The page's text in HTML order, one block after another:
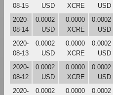
08-15
USD
XCRE
USD
2020-
08-14
0.0002
USD
0.0000
XCRE
0.0002
USD
2020-
08-13
0.0002
USD
0.0000
XCRE
0.0002
USD
2020-
08-12
0.0002
USD
0.0000
XCRE
0.0002
USD
2020-
0.0002
0.0000
0.0002